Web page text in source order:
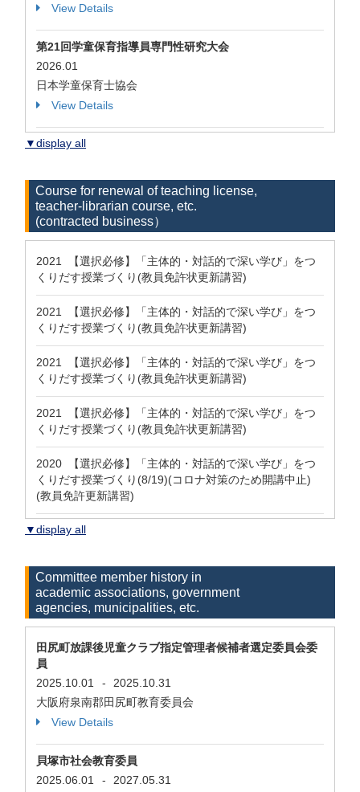
View Details
第21回学童保育指導員専門性研究大会
2026.01
日本学童保育士協会
View Details
▼display all
Course for renewal of teaching license,
teacher-librarian course, etc.
(contracted business）
2021 【選択必修】「主体的・対話的で深い学び」をつ
くりだす授業づくり(教員免許状更新講習)
2021 【選択必修】「主体的・対話的で深い学び」をつ
くりだす授業づくり(教員免許状更新講習)
2021 【選択必修】「主体的・対話的で深い学び」をつ
くりだす授業づくり(教員免許状更新講習)
2021 【選択必修】「主体的・対話的で深い学び」をつ
くりだす授業づくり(教員免許状更新講習)
2020 【選択必修】「主体的・対話的で深い学び」をつ
くりだす授業づくり(8/19)(コロナ対策のため開講中止)
(教員免許更新講習)
▼display all
Committee member history in
academic associations, government
agencies, municipalities, etc.
田尻町放課後児童クラブ指定管理者候補者選定委員会委
員
2025.10.01
-
2025.10.31
大阪府泉南郡田尻町教育委員会
View Details
貝塚市社会教育委員
2025.06.01
-
2027.05.31